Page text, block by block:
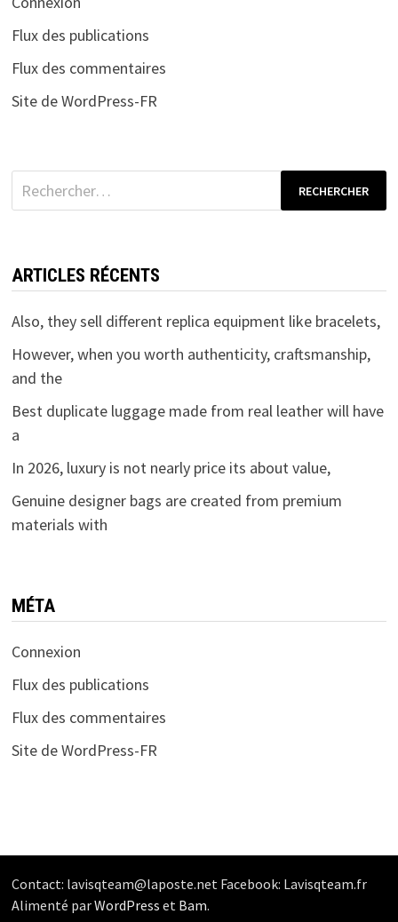
Flux des publications
Flux des commentaires
Site de WordPress-FR
Rechercher :
ARTICLES RÉCENTS
Also, they sell different replica equipment like bracelets,
However, when you worth authenticity, craftsmanship,
and the
Best duplicate luggage made from real leather will have
a
In 2026, luxury is not nearly price its about value,
Genuine designer bags are created from premium
materials with
MÉTA
Connexion
Flux des publications
Flux des commentaires
Site de WordPress-FR
Contact: lavisqteam@laposte.net Facebook: Lavisqteam.fr
Alimenté parWordPress et Bam.